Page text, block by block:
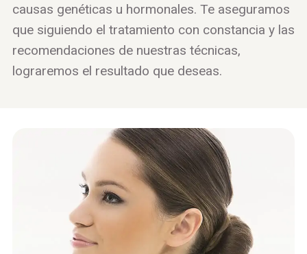
causas genéticas u hormonales. Te aseguramos
que siguiendo el tratamiento con constancia y las
recomendaciones de nuestras técnicas,
lograremos el resultado que deseas.